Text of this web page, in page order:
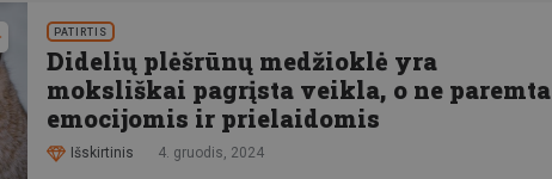
PATIRTIS
Didelių plėšrūnų medžioklė yra
moksliškai pagrįsta veikla, o ne paremta
emocijomis ir prielaidomis
Išskirtinis 4. gruodis, 2024